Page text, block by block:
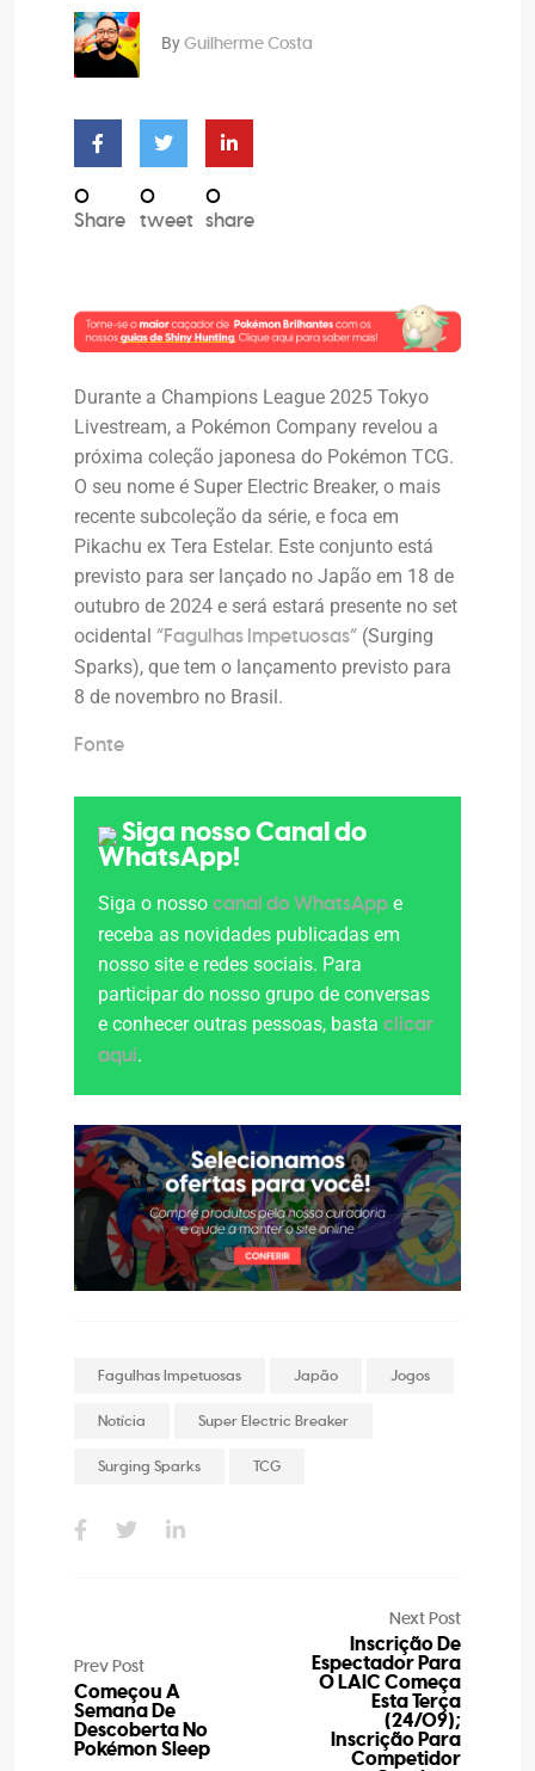
By Guilherme Costa
0
Share
0
tweet
0
share
Durante a Champions League 2025 Tokyo
Livestream, a Pokémon Company revelou a
próxima coleção japonesa do Pokémon TCG.
O seu nome é Super Electric Breaker, o mais
recente subcoleção da série, e foca em
Pikachu ex Tera Estelar. Este conjunto está
previsto para ser lançado no Japão em 18 de
outubro de 2024 e será estará presente no set
ocidental “Fagulhas Impetuosas” (Surging
Sparks), que tem o lançamento previsto para
8 de novembro no Brasil.
Fonte
Siga nosso Canal do
WhatsApp!
Siga o nosso canal do WhatsApp e
receba as novidades publicadas em
nosso site e redes sociais. Para
participar do nosso grupo de conversas
e conhecer outras pessoas, basta clicar
aqui.
Fagulhas Impetuosas Japão Jogos
Notícia Super Electric Breaker
Surging Sparks TCG
Prev Post
Começou A
Semana De
Descoberta No
Pokémon Sleep
Next Post
Inscrição De
Espectador Para
O LAIC Começa
Esta Terça
(24/09);
Inscrição Para
Competidor